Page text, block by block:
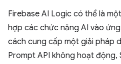
Firebase AI Logic có thể là
hợp các chức năng AI vào
cách cung cấp một giải pháp
Prompt API không hoạt động,